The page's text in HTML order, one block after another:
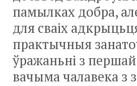
памылках добра,
для сваіх
практычныя
ўражаньні з
вачыма чалавека з